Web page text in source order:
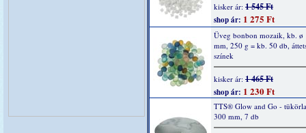
kisker ár: 1 545 Ft
shop ár: 1 275 Ft
Üveg bonbon mozaik, kb. ø
mm, 250 g = kb. 50 db,
színek
kisker ár: 1 465 Ft
shop ár: 1 230 Ft
TTS® Glow and Go -
300 mm, 7 db